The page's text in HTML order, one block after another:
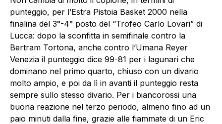
punteggio, per l’Estra Pistoia Basket 2000 nella
finalina del 3°-4° posto del “Trofeo Carlo Lovari” di
Lucca: dopo la sconfitta in semifinale contro la
Bertram Tortona, anche contro l’Umana Reyer
Venezia il punteggio dice 99-81 per i lagunari che
dominano nel primo quarto, chiuso con un divario
molto ampio, e poi da lì in avanti il punteggio resta
sempre sullo stesso divario. Per i biancorossi una
buona reazione nel terzo periodo, almeno fino ad un
paio minuti dalla fine, grazie alle fiammate di un Eric